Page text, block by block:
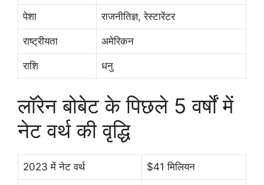
पेशा राजनीतिज्ञ, रेस्टारेंटर
राष्ट्रीयता अमेरिकन
राशि धनु
लॉरेन बोबेट के पिछले 5 वर्षों में
नेट वर्थ की वृद्धि
2023 में नेट वर्थ $41 मिलियन